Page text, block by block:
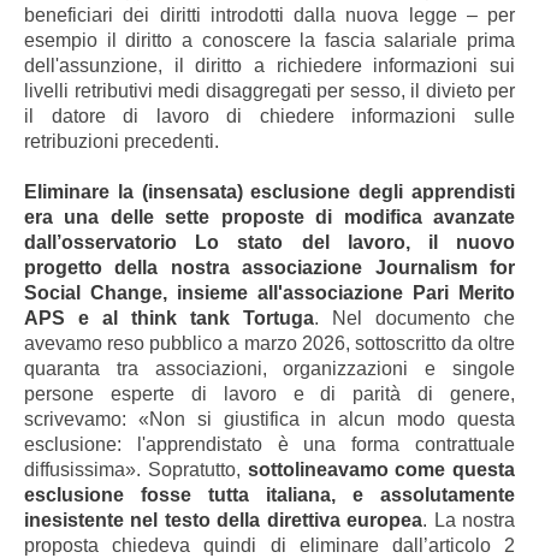
beneficiari dei diritti introdotti dalla nuova legge – per
esempio il diritto a conoscere la fascia salariale prima
dell'assunzione, il diritto a richiedere informazioni sui
livelli retributivi medi disaggregati per sesso, il divieto per
il datore di lavoro di chiedere informazioni sulle
retribuzioni precedenti.
Eliminare la (insensata) esclusione degli apprendisti
era una delle sette proposte di modifica avanzate
dall’osservatorio Lo stato del lavoro, il nuovo
progetto della nostra associazione Journalism for
Social Change, insieme all'associazione Pari Merito
APS e al think tank Tortuga. Nel documento che
avevamo reso pubblico a marzo 2026, sottoscritto da oltre
quaranta tra associazioni, organizzazioni e singole
persone esperte di lavoro e di parità di genere,
scrivevamo: «Non si giustifica in alcun modo questa
esclusione: l'apprendistato è una forma contrattuale
diffusissima». Sopratutto, sottolineavamo come questa
esclusione fosse tutta italiana, e assolutamente
inesistente nel testo della direttiva europea. La nostra
proposta chiedeva quindi di eliminare dall’articolo 2